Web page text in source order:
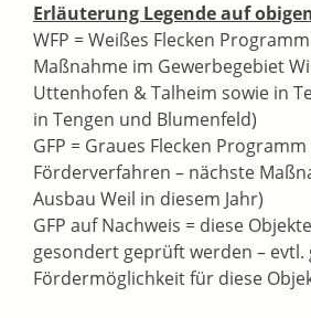
Erläuterung Legende auf
WFP = Weißes Flecken
Maßnahme im Gewerbegebiet
Uttenhofen & Talheim sowie in
in Tengen und Blumenfeld)
GFP = Graues Flecken
Förderverfahren – nächste
Ausbau Weil in diesem Jahr)
GFP auf Nachweis = diese
gesondert geprüft werden – evtl.
Fördermöglichkeit für diese